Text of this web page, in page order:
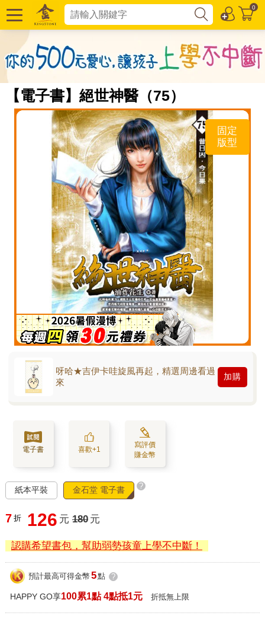
0
【電子書】絕世神醫（75）
固定
版型
呀哈★吉伊卡哇旋風再起，精選周邊看過
來
加購
電子書 喜歡+1
寫評價
賺金幣
紙本平裝 金石堂 電子書 ?
7 折 126 元 180 元
認購希望書包，幫助弱勢孩童上學不中斷！
預計最高可得金幣 5點 ?
HAPPY GO享100累1點 4點抵1元 折抵無上限